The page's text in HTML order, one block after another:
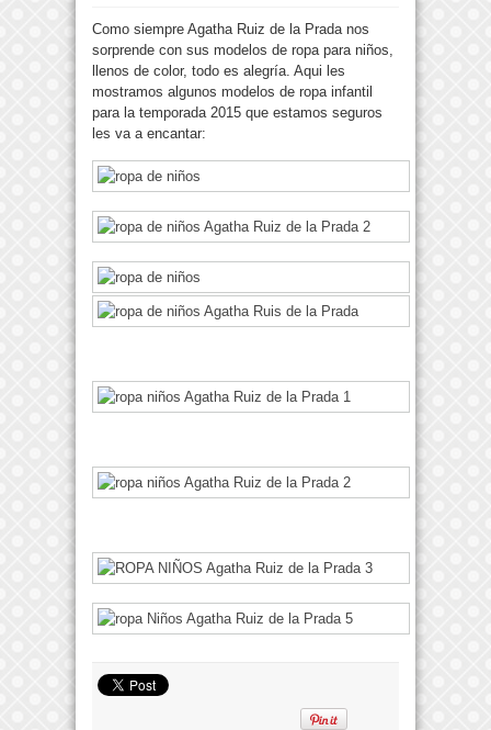
Como siempre Agatha Ruiz de la Prada nos
sorprende con sus modelos de ropa para niños,
llenos de color, todo es alegría. Aqui les
mostramos algunos modelos de ropa infantil
para la temporada 2015 que estamos seguros
les va a encantar: